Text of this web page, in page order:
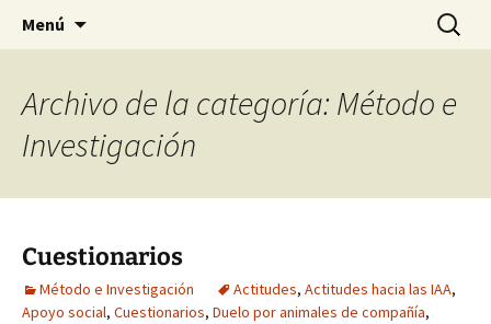
HABIER – Vínculo humano-
animal: Intervenciones,
Formación e Investigación
HABIER – Human-animal bond in
interventions, education & research
Menú Buscar:
Archivo de la categoría: Método e
Investigación
Cuestionarios
Método e Investigación Actitudes, Actitudes hacia las IAA,
Apoyo social, Cuestionarios, Duelo por animales de compañía,